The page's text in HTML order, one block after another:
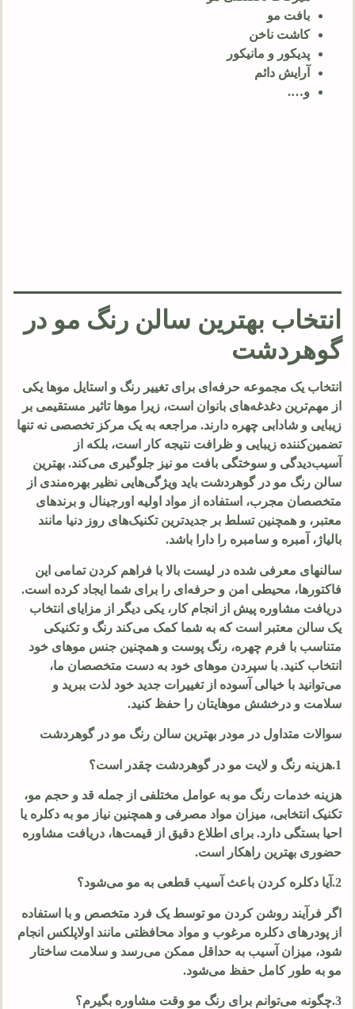
بافت مو
کاشت ناخن
پدیکور و مانیکور
آرایش دائم
و….
انتخاب بهترین سالن رنگ مو در
گوهردشت
انتخاب یک مجموعه حرفه‌ای برای تغییر رنگ و استایل موها یکی
از مهم‌ترین دغدغه‌های بانوان است، زیرا موها تاثیر مستقیمی بر
زیبایی و شادابی چهره دارند. مراجعه به یک مرکز تخصصی نه تنها
تضمین‌کننده زیبایی و ظرافت نتیجه کار است، بلکه از
آسیب‌دیدگی و سوختگی بافت مو نیز جلوگیری می‌کند. بهترین
سالن رنگ مو در گوهردشت باید ویژگی‌هایی نظیر بهره‌مندی از
متخصصان مجرب، استفاده از مواد اولیه اورجینال و برندهای
معتبر، و همچنین تسلط بر جدیدترین تکنیک‌های روز دنیا مانند
بالیاژ، آمبره و سامبره را دارا باشد.
سالنهای معرفی شده در لیست بالا با فراهم کردن تمامی این
فاکتورها، محیطی امن و حرفه‌ای را برای شما ایجاد کرده است.
دریافت مشاوره پیش از انجام کار، یکی دیگر از مزایای انتخاب
یک سالن معتبر است که به شما کمک می‌کند رنگ و تکنیکی
متناسب با فرم چهره، رنگ پوست و همچنین جنس موهای خود
انتخاب کنید. با سپردن موهای خود به دست متخصصان ما،
می‌توانید با خیالی آسوده از تغییرات جدید خود لذت ببرید و
سلامت و درخشش موهایتان را حفظ کنید.
سوالات متداول در مودر بهترین سالن رنگ مو در گوهردشت
1.هزینه رنگ و لایت مو در گوهردشت چقدر است؟
هزینه خدمات رنگ مو به عوامل مختلفی از جمله قد و حجم مو،
تکنیک انتخابی، میزان مواد مصرفی و همچنین نیاز مو به دکلره یا
احیا بستگی دارد. برای اطلاع دقیق از قیمت‌ها، دریافت مشاوره
حضوری بهترین راهکار است.
2.آیا دکلره کردن باعث آسیب قطعی به مو می‌شود؟
اگر فرآیند روشن کردن مو توسط یک فرد متخصص و با استفاده
از پودرهای دکلره مرغوب و مواد محافظتی مانند اولاپلکس انجام
شود، میزان آسیب به حداقل ممکن می‌رسد و سلامت ساختار
مو به طور کامل حفظ می‌شود.
3.چگونه می‌توانم برای رنگ مو وقت مشاوره بگیرم؟